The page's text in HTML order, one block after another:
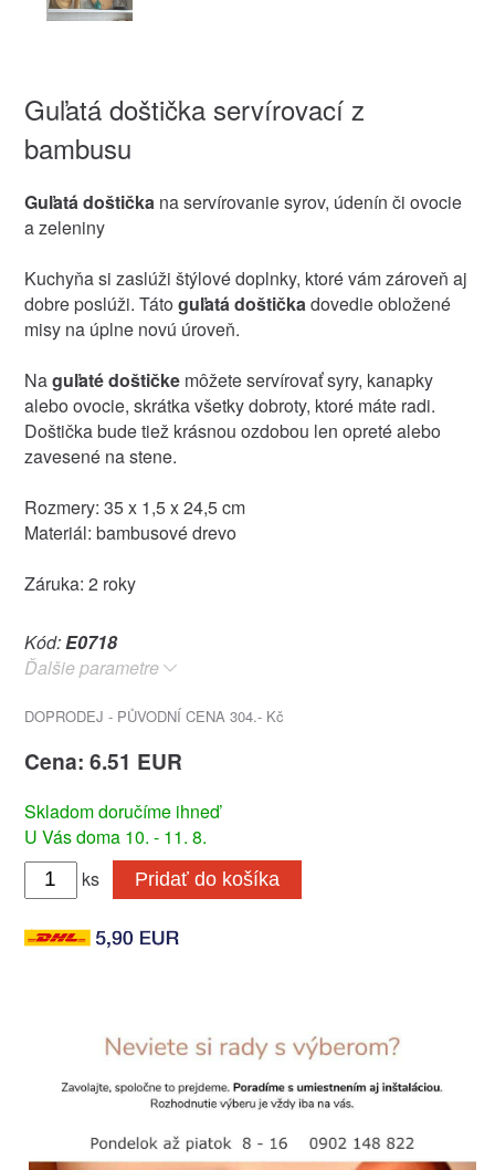
Guľatá doštička servírovací z
bambusu
Guľatá doštička na servírovanie syrov, údenín či ovocie
a zeleniny
Kuchyňa si zaslúži štýlové doplnky, ktoré vám zároveň aj
dobre poslúži. Táto guľatá doštička dovedie obložené
misy na úplne novú úroveň.
Naguľaté doštičkemôžete servírovať syry, kanapky
alebo ovocie, skrátka všetky dobroty, ktoré máte radi.
Doštička bude tiež krásnou ozdobou len opreté alebo
zavesené na stene.
Rozmery: 35 x 1,5 x 24,5 cm
Materiál: bambusové drevo
Záruka: 2 roky
Kód: E0718
Ďalšie parametre
DOPRODEJ - PŮVODNÍ CENA 304.- Kč
Cena: 6.51 EUR
Skladom doručíme ihneď
U Vás doma 10. - 11. 8.
ks
Pridať do košíka